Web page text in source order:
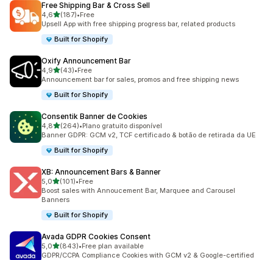
Free Shipping Bar & Cross Sell
4,6de 5 estrelas
(187)
187 total de avaliações
•Free
Upsell App with free shipping progress bar, related products
Built for Shopify
Oxify Announcement Bar
4,9de 5 estrelas
(43)
43 total de avaliações
•Free
Announcement bar for sales, promos and free shipping news
Built for Shopify
Consentik Banner de Cookies
4,8de 5 estrelas
(264)
264 total de avaliações
•Plano gratuito disponível
Banner GDPR: GCM v2, TCF certificado & botão de retirada da UE
Built for Shopify
XB: Announcement Bars & Banner
5,0de 5 estrelas
(101)
101 total de avaliações
•Free
Boost sales with Annoucement Bar, Marquee and Carousel
Banners
Built for Shopify
Avada GDPR Cookies Consent
5,0de 5 estrelas
(843)
843 total de avaliações
•Free plan available
GDPR/CCPA Compliance Cookies with GCM v2 & Google-certified